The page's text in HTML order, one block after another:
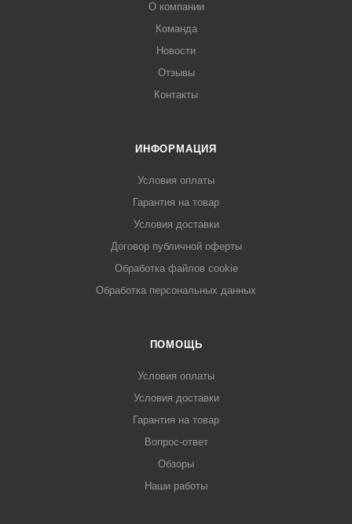
О компании
Команда
Новости
Отзывы
Контакты
ИНФОРМАЦИЯ
Условия оплаты
Гарантия на товар
Условия доставки
Договор публичной оферты
Обработка файлов cookie
Обработка персональных данных
ПОМОЩЬ
Условия оплаты
Условия доставки
Гарантия на товар
Вопрос-ответ
Обзоры
Наши работы